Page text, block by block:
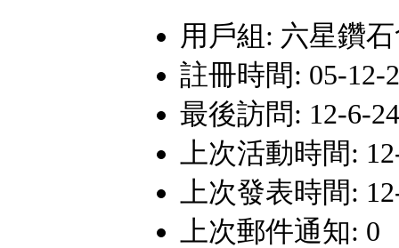
用戶組: 六星鑽
註冊時間: 05-12-
最後訪問: 12-6-
上次活動時間:
上次發表時間:
上次郵件通知: 0